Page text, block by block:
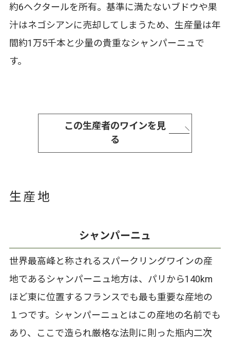
約6ヘクタールを所有。基準に満たないブドウや果
汁はネゴシアンに売却してしまうため、生産量は年
間約1万5千本と少量の貴重なシャンパーニュで
す。
この生産者のワインを見
る
生産地
シャンパーニュ
世界最高峰と称されるスパークリングワインの産
地であるシャンパーニュ地方は、パリから140km
ほど東に位置するフランスでも最も重要な産地の
１つです。シャンパーニュとはこの産地の名前でも
あり、ここで造られ厳格な法則に則った瓶内二次